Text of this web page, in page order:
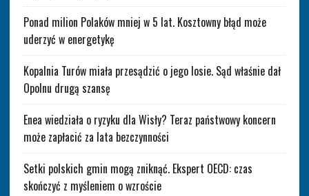
Ponad milion Polaków mniej w 5 lat. Kosztowny błąd może
uderzyć w energetykę
Kopalnia Turów miała przesądzić o jego losie. Sąd właśnie dał
Opolnu drugą szansę
Enea wiedziała o ryzyku dla Wisły? Teraz państwowy koncern
może zapłacić za lata bezczynności
Setki polskich gmin mogą zniknąć. Ekspert OECD: czas
skończyć z myśleniem o wzroście